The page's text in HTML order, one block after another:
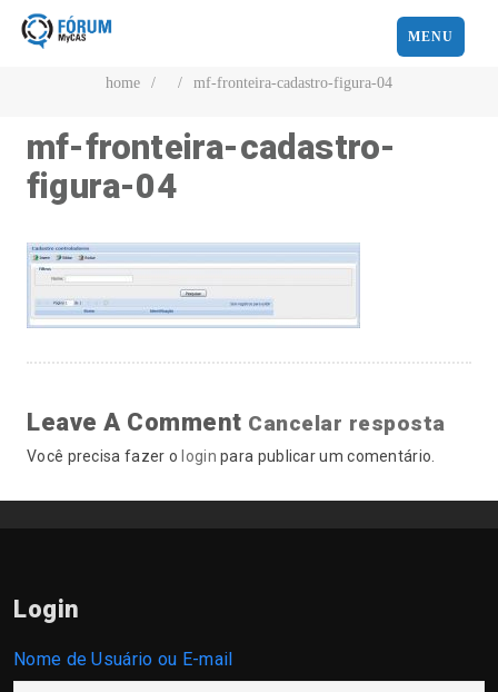
MENU
home / / mf-fronteira-cadastro-figura-04
mf-fronteira-cadastro-
figura-04
Leave A Comment Cancelar resposta
Você precisa fazer o login para publicar um comentário.
Login
Nome de Usuário ou E-mail